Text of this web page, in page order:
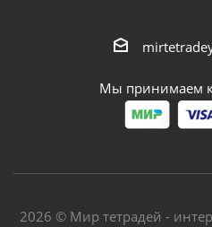
Мы принимаем
2026 © Мир тетрадей -